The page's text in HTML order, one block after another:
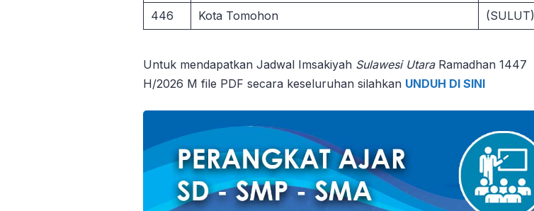
446
Kota Tomohon (SULUT)
Untuk mendapatkan Jadwal Imsakiyah Sulawesi UtaraRamadhan 1447
H/2026 M file PDF secara keseluruhan silahkan UNDUH DI SINI